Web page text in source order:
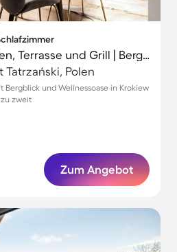
Aparthotel mit Garten, Terrasse und Grill | Bergblick
Tatrzański, Polen
Bergblick und Wellnessoase in Krokiew
zweit
Zum Angebot